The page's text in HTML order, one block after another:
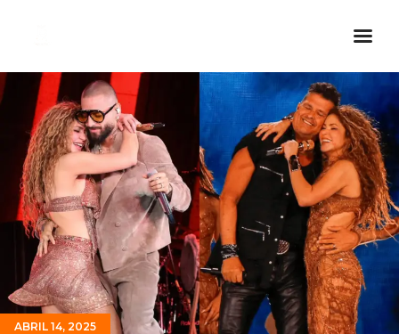
Inicio Real FM
Streaming
En Vivo
Descarga La APP
Programas
Noticias
Equipo
Sobre Nosotros
ABRIL 14, 2025